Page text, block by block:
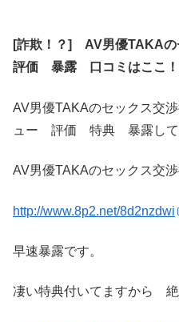
[詐欺！？] AV男優TAKA
評価 暴露 口コミはここ！
AV男優TAKAのセックス
ュー 評価 特典 暴露して
AV男優TAKAのセックス交
http://www.8p2.net/8d2nzdwi
早速暴露です。
凄い特典付いてますから 絶